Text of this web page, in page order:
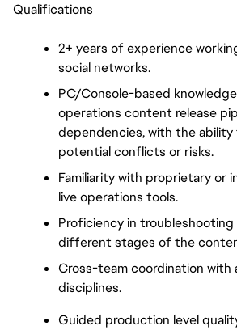
Qualifications
2+ years of experience
social networks.
PC/Console-based
operations content release
dependencies, with the
potential conflicts or risks.
Familiarity with proprietary or
live operations tools.
Proficiency in troubleshooting
different stages of the
Cross-team coordination with
disciplines.
Guided production level